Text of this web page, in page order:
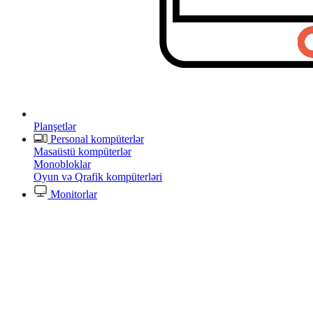
Planşetlər
Personal kompüterlər
Masaüstü kompüterlər
Monobloklar
Oyun və Qrafik kompüterləri
Monitorlar